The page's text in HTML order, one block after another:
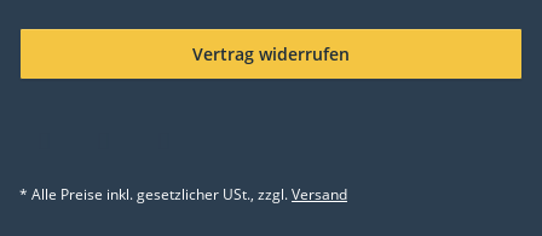
Vertrag widerrufen
* Alle Preise inkl. gesetzlicher USt., zzgl.Versand